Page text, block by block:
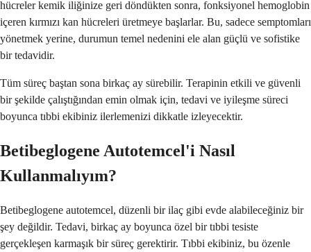
hücreler kemik iliğinize geri döndükten sonra, fonksiyonel hemoglobin
içeren kırmızı kan hücreleri üretmeye başlarlar. Bu, sadece semptomları
yönetmek yerine, durumun temel nedenini ele alan güçlü ve sofistike
bir tedavidir.
Tüm süreç baştan sona birkaç ay sürebilir. Terapinin etkili ve güvenli
bir şekilde çalıştığından emin olmak için, tedavi ve iyileşme süreci
boyunca tıbbi ekibiniz ilerlemenizi dikkatle izleyecektir.
Betibeglogene Autotemcel'i Nasıl
Kullanmalıyım?
Betibeglogene autotemcel, düzenli bir ilaç gibi evde alabileceğiniz bir
şey değildir. Tedavi, birkaç ay boyunca özel bir tıbbi tesiste
gerçekleşen karmaşık bir süreç gerektirir. Tıbbi ekibiniz, bu özenle